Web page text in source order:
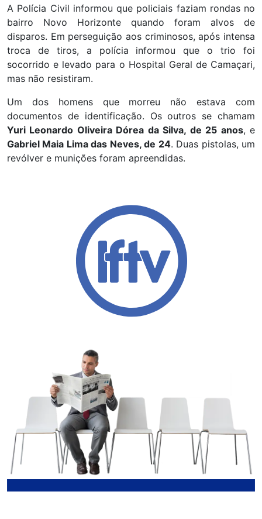
A Polícia Civil informou que policiais faziam rondas no
bairro Novo Horizonte quando foram alvos de
disparos. Em perseguição aos criminosos, após intensa
troca de tiros, a polícia informou que o trio foi
socorrido e levado para o Hospital Geral de Camaçari,
mas não resistiram.
Um dos homens que morreu não estava com
documentos de identificação. Os outros se chamam
Yuri Leonardo Oliveira Dórea da Silva, de 25 anos, e
Gabriel Maia Lima das Neves, de 24. Duas pistolas, um
revólver e munições foram apreendidas.